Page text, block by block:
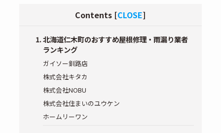
Contents [CLOSE]
北海道仁木町のおすすめ屋根修理・雨漏り業者
ランキング
ガイソー釧路店
株式会社キタカ
株式会社NOBU
株式会社住まいのユウケン
ホームリーワン